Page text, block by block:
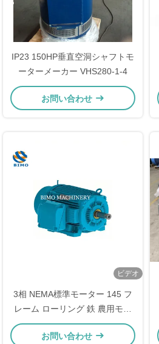
IP23 150HP垂直空洞シャフトモ
ーターメーカー VHS280-1-4
お問い合わせ
ビデオ
3相 NEMA標準モーター 145 フ
レーム ローリング 鉄 農用モー
ター
お問い合わせ